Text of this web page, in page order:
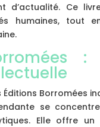
d’actualité. Ce
humaines, tout
Éditions Borromées
se
Elle offre